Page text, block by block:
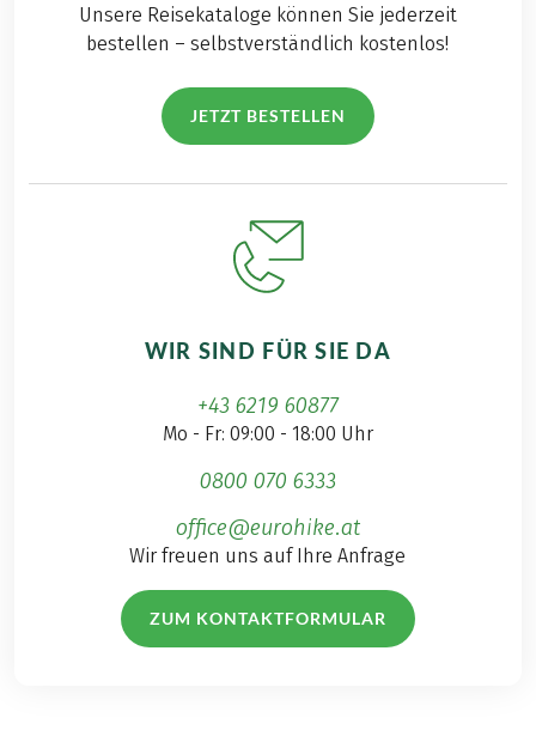
Unsere Reisekataloge können Sie jederzeit
bestellen – selbstverständlich kostenlos!
JETZT BESTELLEN
WIR SIND FÜR SIE DA
+43 6219 60877
Mo - Fr: 09:00 - 18:00 Uhr
0800 070 6333
office@eurohike.at
Wir freuen uns auf Ihre Anfrage
ZUM KONTAKTFORMULAR